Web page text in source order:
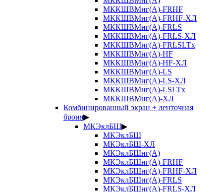
МККШВМнг(А)-FRHF
МККШВМнг(А)-FRHF-ХЛ
МККШВМнг(А)-FRLS
МККШВМнг(А)-FRLS-ХЛ
МККШВМнг(А)-FRLSLTx
МККШВМнг(А)-HF
МККШВМнг(А)-HF-ХЛ
МККШВМнг(А)-LS
МККШВМнг(А)-LS-ХЛ
МККШВМнг(А)-LSLTx
МККШВМнг(А)-ХЛ
Комбинированный экран + ленточная
броня▶
МКЭклБШ▶
МКЭклБШ
МКЭклБШ-ХЛ
МКЭклБШнг(А)
МКЭклБШнг(А)-FRHF
МКЭклБШнг(А)-FRHF-ХЛ
МКЭклБШнг(А)-FRLS
МКЭклБШнг(А)-FRLS-ХЛ